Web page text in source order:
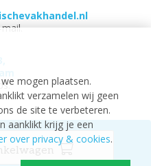
mogen plaatsen.
verzamelen wij geen
de site te verbeteren.
aanklikt krijg je een
over privacy & cookies.